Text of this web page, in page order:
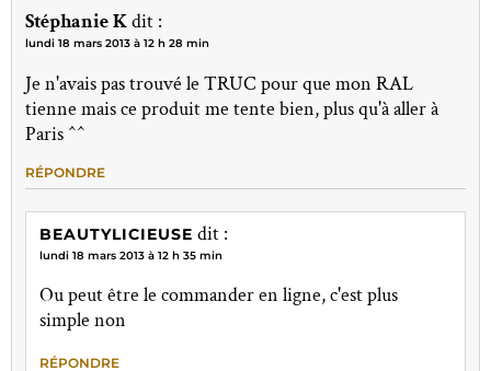
Stéphanie Kdit :
lundi 18 mars 2013 à 12 h 28 min
Je n'avais pas trouvé le TRUC pour que mon RAL
tienne mais ce produit me tente bien, plus qu'à aller à
Paris ^^
RÉPONDRE
BEAUTYLICIEUSE dit :
lundi 18 mars 2013 à 12 h 35 min
Ou peut être le commander en ligne, c'est plus
simple non
RÉPONDRE